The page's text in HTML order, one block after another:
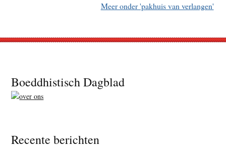
Meer onder 'pakhuis van verlangen'
Footer
Boeddhistisch Dagblad
Recente berichten